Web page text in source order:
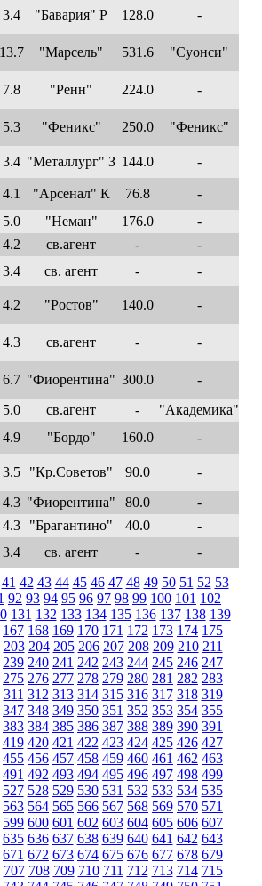
3.4 "Бавария" Р 128.0 -
13.7 "Марсель" 531.6 "Суонси"
7.8 "Ренн" 224.0 -
5.3 "Феникс" 250.0 "Феникс"
3.4 "Металлург" З 144.0 -
4.1 "Арсенал" К 76.8
-
5.0 "Неман" 176.0
-
4.2 св.агент -
-
3.4 св. агент - -
4.2 "Ростов" 140.0 -
4.3 св.агент - -
6.7 "Фиорентина" 300.0
-
5.0 св.агент -
"Академика"
4.9 "Бордо" 160.0 -
3.5 "Кр.Советов" 90.0
-
4.3 "Фиорентина" 80.0
-
4.3 "Брагантино" 40.0
-
3.4 св. агент -
-
41 42 43 44 45 46 47 48 49 50 51 52 53
92 93 94 95 96 97 98 99 100 101 102
131 132 133 134 135 136 137 138 139
167 168 169 170 171 172 173 174 175
203 204 205 206 207 208 209 210 211
239 240 241 242 243 244 245 246 247
275 276 277 278 279 280 281 282 283
311 312 313 314 315 316 317 318 319
347 348 349 350 351 352 353 354 355
383 384 385 386 387 388 389 390 391
419 420 421 422 423 424 425 426 427
455 456 457 458 459 460 461 462 463
491 492 493 494 495 496 497 498 499
527 528 529 530 531 532 533 534 535
563 564 565 566 567 568 569 570 571
599 600 601 602 603 604 605 606 607
635 636 637 638 639 640 641 642 643
671 672 673 674 675 676 677 678 679
707 708 709 710 711 712 713 714 715